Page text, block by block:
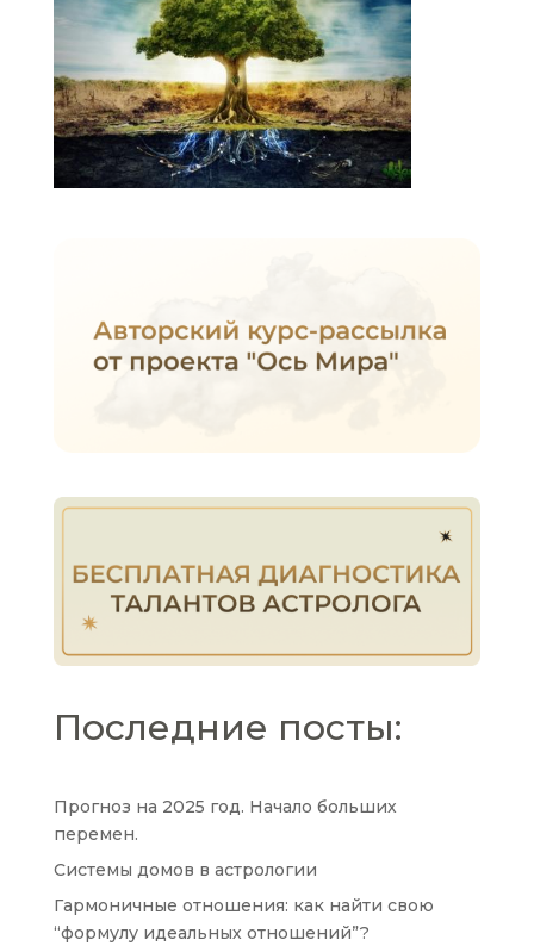
Последние посты:
Прогноз на 2025 год. Начало больших
перемен.
Системы домов в астрологии
Гармоничные отношения: как найти свою
“формулу идеальных отношений”?